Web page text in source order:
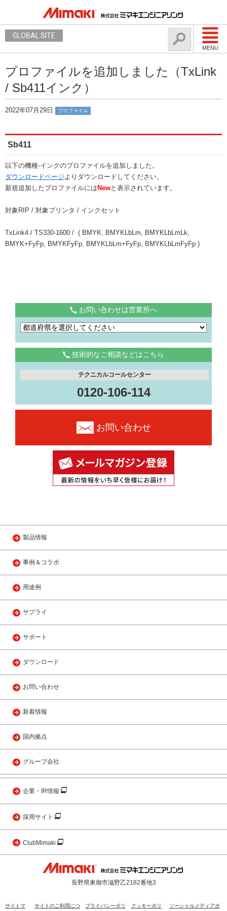
MENU
GLOBAL SITE
プロファイルを追加しました（TxLink
/ Sb411インク）
2022年07月29日 プロファイル
Sb411
以下の機種-インクのプロファイルを追加しました。
ダウンロードページよりダウンロードしてください。
新規追加したプロファイルには Newと表示されています。
対象RIP / 対象プリンタ / インクセット
TxLink4 / TS330-1600 / ( BMYK, BMYKLbLm, BMYKLbLmLk,
BMYK+FyFp, BMYKFyFp, BMYKLbLm+FyFp, BMYKLbLmFyFp )
お問い合わせは営業所へ
技術的なご相談などはこちら
テクニカルコールセンター
0120-106-114
お問い合わせ
製品情報
事例＆コラボ
用途例
サプライ
サポート
ダウンロード
お問い合わせ
新着情報
国内拠点
グループ会社
企業・IR情報
採用サイト
ClubMimaki
長野県東御市滋野乙2182番地3
サイトマ
サイトのご利用につ
プライバシーポリ
クッキーポリ
ソーシャルメディアポ